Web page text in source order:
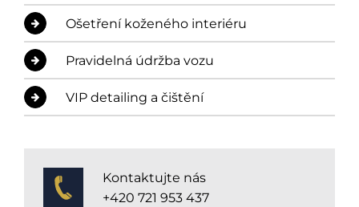
Ošetření koženého interiéru
Pravidelná údržba vozu
VIP detailing a čištění
Kontaktujte nás
+420 721 953 437